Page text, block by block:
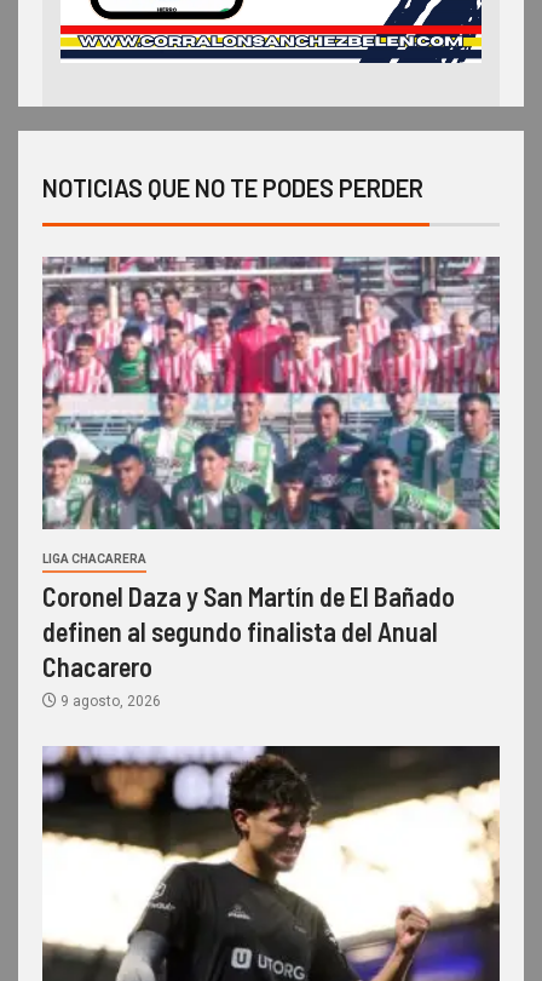
NOTICIAS QUE NO TE PODES PERDER
LIGA CHACARERA
Coronel Daza y San Martín de El Bañado
definen al segundo finalista del Anual
Chacarero
9 agosto, 2026